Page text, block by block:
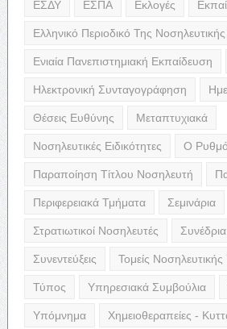
ΕΣΔΥ ΕΣΠΑ Εκλογές
Ελληνικό Περιοδικό Της
Ενιαία Πανεπιστημιακή Εκπαίδευση
Ηλεκτρονική Συνταγογράφηση
Θέσεις Ευθύνης Μεταπτυχιακά
Νοσηλευτικές Ειδικότητες Ο
Παραποίηση Τίτλου Νοσηλευτή
Περιφερειακά Τμήματα Σεμινάρια
Στρατιωτικοί Νοσηλευτές
Συνεντεύξεις Τομείς
Τύπος Υπηρεσιακά Συμβούλια
Υπόμνημα Χημειοθεραπείες -